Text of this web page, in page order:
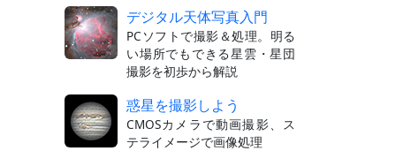
デジタル天体写真入門
PCソフトで撮影＆処理。明る
い場所でもできる星雲・星団
撮影を初歩から解説
惑星を撮影しよう
CMOSカメラで動画撮影、ス
テライメージで画像処理